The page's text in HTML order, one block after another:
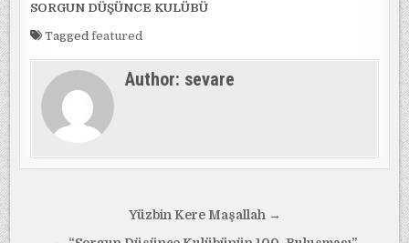
SORGUN DÜŞÜNCE KULÜBÜ
Taggedfeatured
Author: sevare
Yüzbin Kere Maşallah →